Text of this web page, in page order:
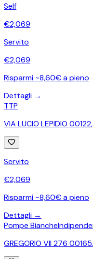
Self
€2,069
Servito
€2,069
Risparmi ~8,60€ a pieno
Dettagli →
TTP
VIA LUCIO LEPIDIO 00122,
Servito
€2,069
Risparmi ~8,60€ a pieno
Dettagli →
Pompe Bianche
GREGORIO VII 276 00165,